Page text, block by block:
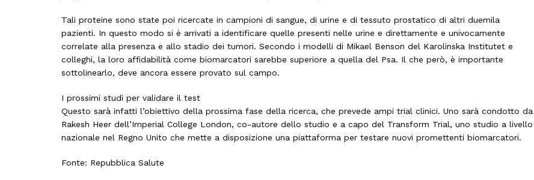
Tali proteine sono state poi ricercate in campioni di sangue, di urine e di tessuto prostatico di altri duemila
pazienti. In questo modo si è arrivati a identificare quelle presenti nelle urine e direttamente e univocamente
correlate alla presenza e allo stadio dei tumori. Secondo i modelli di Mikael Benson del Karolinska Institutet e
colleghi, la loro affidabilità come biomarcatori sarebbe superiore a quella del Psa. Il che però, è importante
sottolinearlo, deve ancora essere provato sul campo.
I prossimi studi per validare il test
Questo sarà infatti l’obiettivo della prossima fase della ricerca, che prevede ampi trial clinici. Uno sarà condotto da
Rakesh Heer dell’Imperial College London, co-autore dello studio e a capo del Transform Trial, uno studio a livello
nazionale nel Regno Unito che mette a disposizione una piattaforma per testare nuovi promettenti biomarcatori.
Fonte: Repubblica Salute